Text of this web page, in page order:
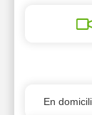
EXANI-II
FP -
Para
En